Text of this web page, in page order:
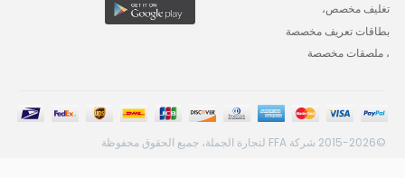
تغليف مخصص،
بطاقات تعريف مخصصة
، ملصقات مخصصة
©2015-2026 شركة FFA لتجارة الجملة، جميع الحقوق محفوظة